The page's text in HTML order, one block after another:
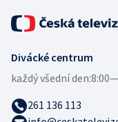
Divácké centrum
každý všední den:
261 136 113